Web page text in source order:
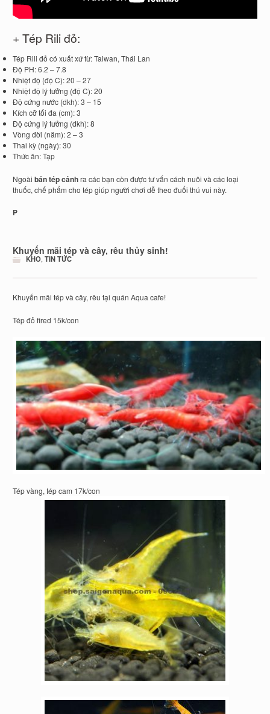
+ Tép Rili đỏ:
Tép Rili đỏ có xuất xứ từ: Taiwan, Thái Lan
Độ PH: 6.2 – 7.8
Nhiệt độ (độ C): 20 – 27
Nhiệt độ lý tưởng (độ C): 20
Độ cứng nước (dkh): 3 – 15
Kích cỡ tối đa (cm): 3
Độ cứng lý tưởng (dkh): 8
Vòng đời (năm): 2 – 3
Thai kỳ (ngày): 30
Thức ăn: Tạp
Ngoàibán tép cảnhra các bạn còn được tư vấn cách nuôi và các loại
thuốc, chế phẩm cho tép giúp người chơi dễ theo đuổi thú vui này.
P
Khuyến mãi tép và cây, rêu thủy sinh!
KHO, TIN TỨC
Khuyến mãi tép và cây, rêu tại quán Aqua cafe!
Tép đỏ fired 15k/con
Tép vàng, tép cam 17k/con